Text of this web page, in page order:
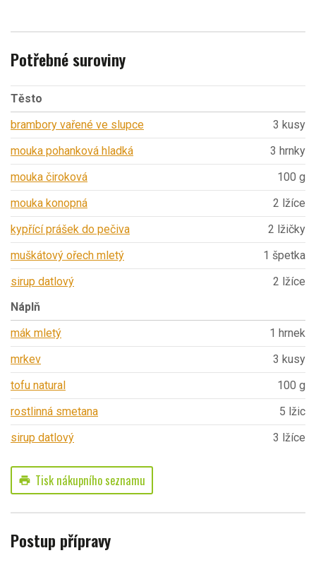
Potřebné suroviny
Těsto
brambory vařené ve slupce
3 kusy
mouka pohanková hladká
3 hrnky
mouka čiroková
100 g
mouka konopná
2 lžíce
kypřící prášek do pečiva
2 lžičky
muškátový ořech mletý
1 špetka
sirup datlový
2 lžíce
Náplň
mák mletý
1 hrnek
mrkev
3 kusy
tofu natural
100 g
rostlinná smetana
5 lžic
sirup datlový
3 lžíce
print Tisk nákupního seznamu
Postup přípravy